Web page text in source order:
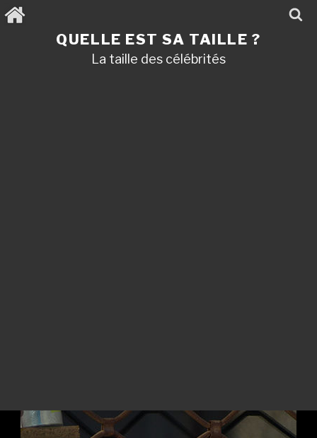
Aller
au
QUELLE EST SA TAILLE ?
La taille des célébrités